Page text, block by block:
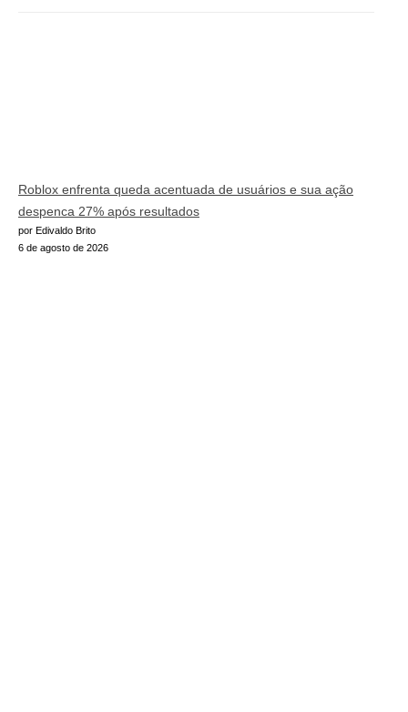
Roblox enfrenta queda acentuada de usuários e sua ação
despenca 27% após resultados
por Edivaldo Brito
6 de agosto de 2026